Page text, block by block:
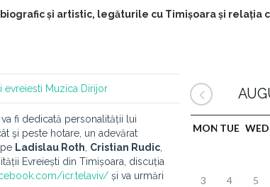
și artistic, legăturile cu Timișoara și relația
evreiesti Muzica Dirijor
fi dedicată personalității lui
şi peste hotare, un adevărat
Ladislau Roth Cristian Rudic
Evreiești din Timișoara, discuția
icr.telaviv/ și va urmări
MON TUE WED
3 4 5